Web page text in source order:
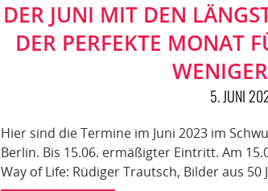
DER JUNI MIT DEN
DER PERFEKTE MONAT
5. JUNI
Hier sind die Termine im Juni 2023 im
Berlin. Bis 15.06. ermäßigter Eintritt. Am
Way of Life: Rüdiger Trautsch, Bilder aus 50